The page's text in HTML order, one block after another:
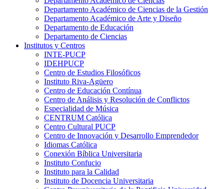
Departamento Académico de Ciencias de la Gestión
Departamento Académico de Arte y Diseño
Departamento de Educación
Departamento de Ciencias
Institutos y Centros
INTE-PUCP
IDEHPUCP
Centro de Estudios Filosóficos
Instituto Riva-Agüero
Centro de Educación Contínua
Centro de Análisis y Resolución de Conflictos
Especialidad de Música
CENTRUM Católica
Centro Cultural PUCP
Centro de Innovación y Desarrollo Emprendedor
Idiomas Católica
Conexión Bíblica Universitaria
Instituto Confucio
Instituto para la Calidad
Instituto de Docencia Universitaria